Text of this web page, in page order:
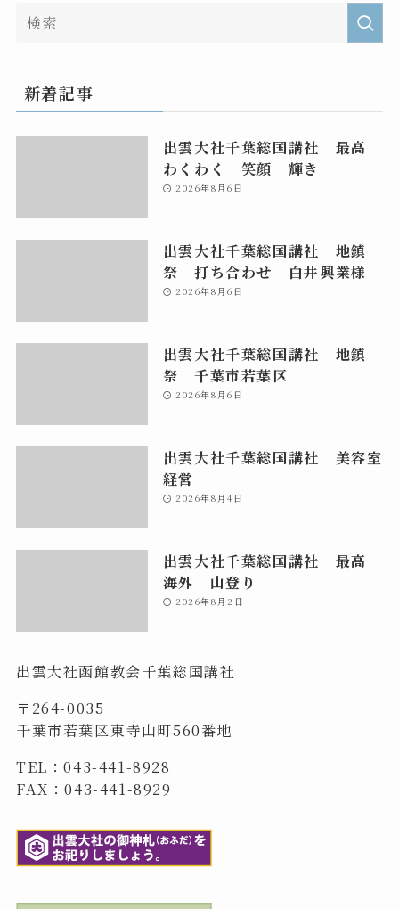
新着記事
出雲大社千葉総国講社 最高
わくわく 笑顔 輝き
2026年8月6日
出雲大社千葉総国講社 地鎮
祭 打ち合わせ 白井興業様
2026年8月6日
出雲大社千葉総国講社 地鎮
祭 千葉市若葉区
2026年8月6日
出雲大社千葉総国講社 美容室
経営
2026年8月4日
出雲大社千葉総国講社 最高
海外 山登り
2026年8月2日
出雲大社函館教会千葉総国講社
〒264-0035
千葉市若葉区東寺山町560番地
TEL：043-441-8928
FAX：043-441-8929